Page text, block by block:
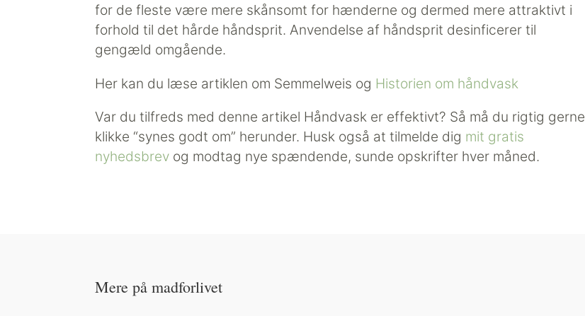
for de fleste være mere skånsomt for hænderne og dermed mere attraktivt i
forhold til det hårde håndsprit. Anvendelse af håndsprit desinficerer til
gengæld omgående.
Her kan du læse artiklen om Semmelweis og Historien om håndvask
Var du tilfreds med denne artikel Håndvask er effektivt? Så må du rigtig gerne
klikke “synes godt om” herunder. Husk også at tilmelde dig mit gratis
nyhedsbrev og modtag nye spændende, sunde opskrifter hver måned.
Mere på madforlivet